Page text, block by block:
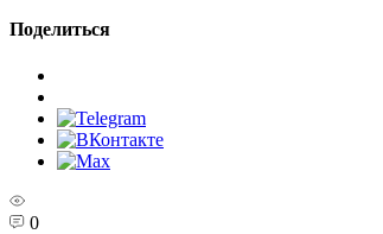
Поделиться
0